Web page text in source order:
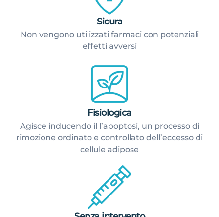
Sicura
Non vengono utilizzati farmaci con potenziali
effetti avversi
Fisiologica
Agisce inducendo il l’apoptosi, un processo di
rimozione ordinato e controllato dell’eccesso di
cellule adipose